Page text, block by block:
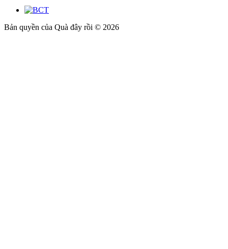
Bản quyền của Quà đây rồi © 2026